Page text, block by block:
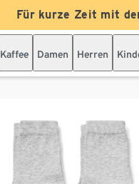
Für kurze Zeit mit
Kaffee Damen Herren